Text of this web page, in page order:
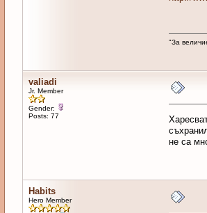
"За
valiadi
Jr. Member
Gender:
Posts: 77
не са
Habits
Hero Member